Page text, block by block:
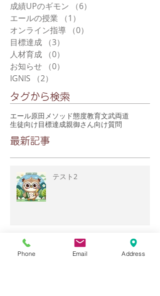
成績UPのギモン （6）
エールの授業
（1）
オンライン指導
（0）
目標達成
（3）
人材育成
（0）
お知らせ
（0）
IGNIS
（2）
タグから検索
エール原田メソッド態度教育文武両道
生徒向け目標達成親御さん向け質問
最新記事
テスト2
YELLIGNIS
Phone Email Address